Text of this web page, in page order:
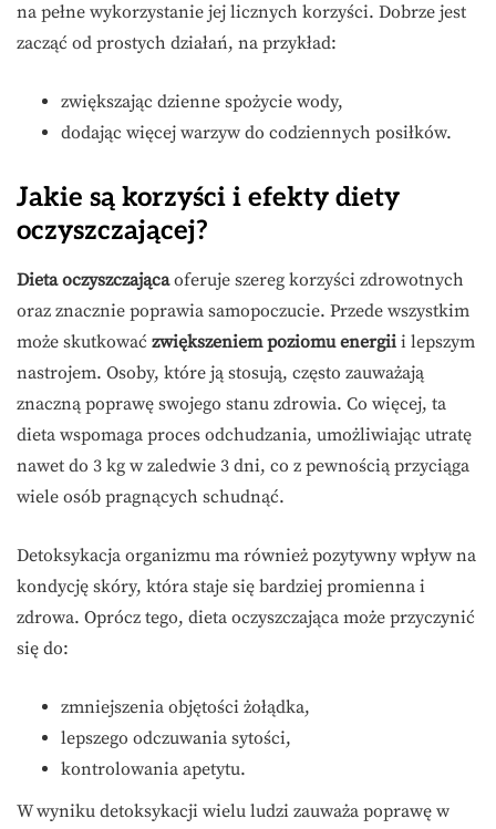
na pełne wykorzystanie jej licznych korzyści. Dobrze jest
zacząć od prostych działań, na przykład:
zwiększając dzienne spożycie wody,
dodając więcej warzyw do codziennych posiłków.
Jakie są korzyści i efekty diety
oczyszczającej?
Dieta oczyszczającaoferuje szereg korzyści zdrowotnych
oraz znacznie poprawia samopoczucie. Przede wszystkim
może skutkować zwiększeniem poziomu energii i lepszym
nastrojem. Osoby, które ją stosują, często zauważają
znaczną poprawę swojego stanu zdrowia. Co więcej, ta
dieta wspomaga proces odchudzania, umożliwiając utratę
nawet do 3 kg w zaledwie 3 dni, co z pewnością przyciąga
wiele osób pragnących schudnąć.
Detoksykacja organizmu ma również pozytywny wpływ na
kondycję skóry, która staje się bardziej promienna i
zdrowa. Oprócz tego, dieta oczyszczająca może przyczynić
się do:
zmniejszenia objętości żołądka,
lepszego odczuwania sytości,
kontrolowania apetytu.
W wyniku detoksykacji wielu ludzi zauważa poprawę w